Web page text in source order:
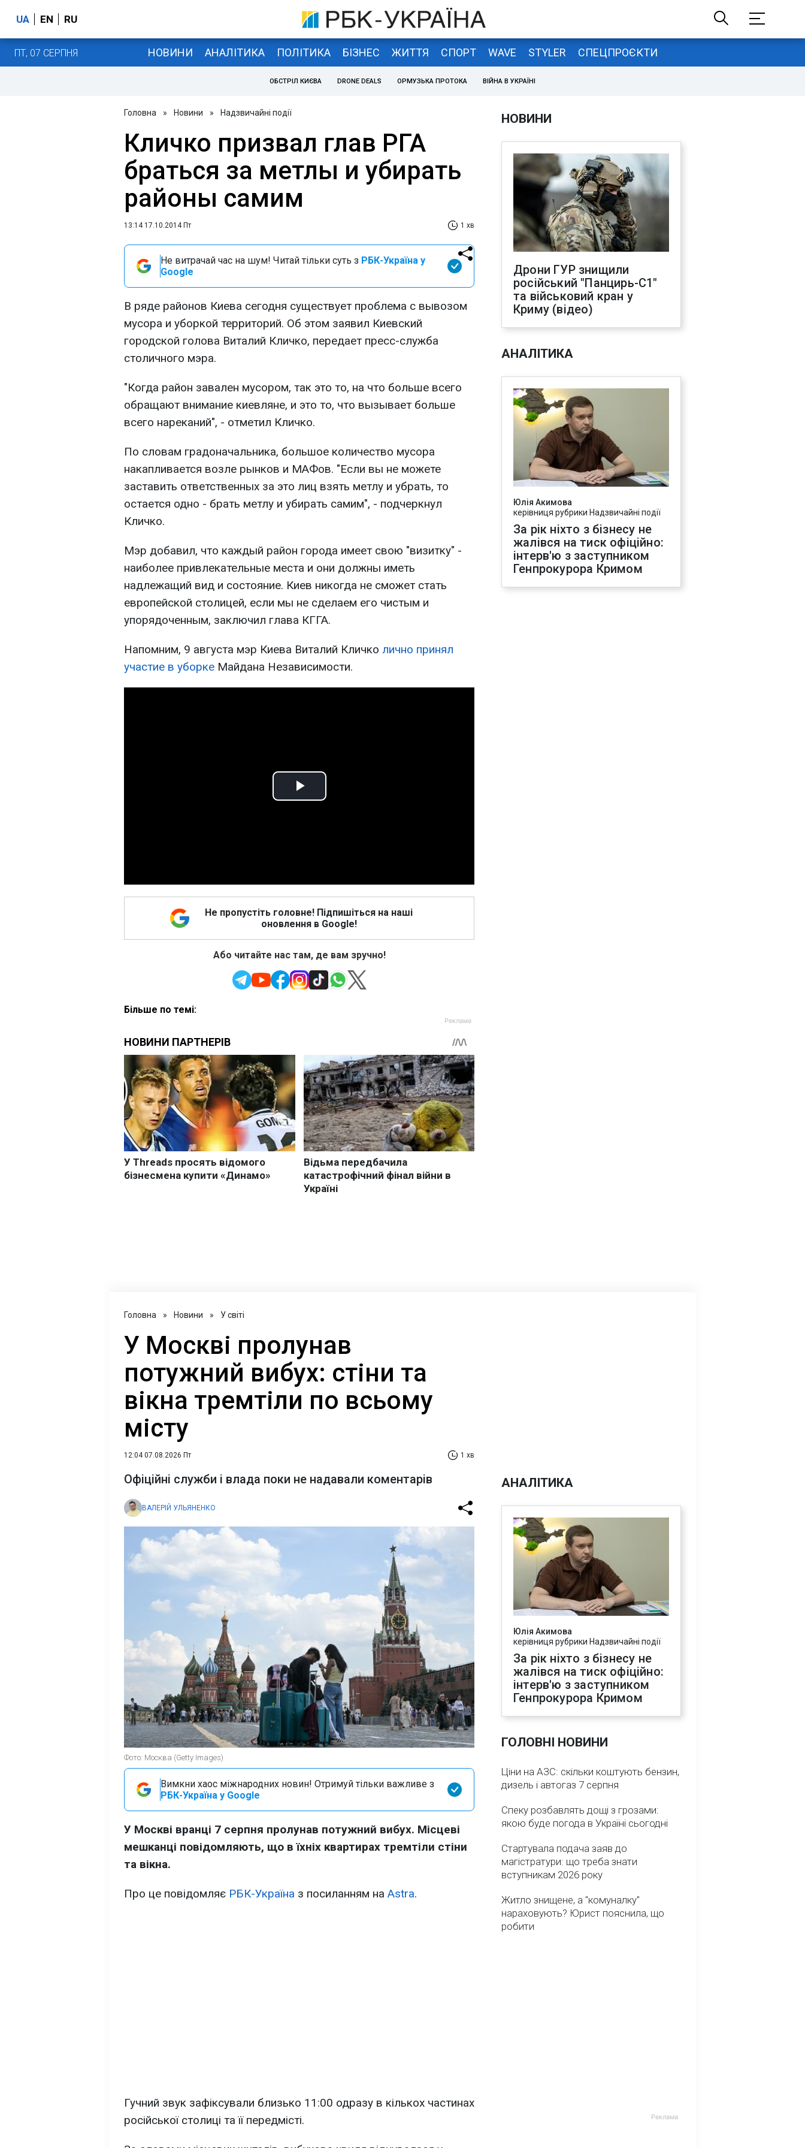
UA EN RU
ПТ, 07 СЕРПНЯ НОВИНИ АНАЛІТИКА ПОЛІТИКА БІЗНЕС ЖИТТЯ СПОРТ WAVE STYLER СПЕЦПРОЄКТИ
ОБСТРІЛ КИЄВА DRONE DEALS ОРМУЗЬКА ПРОТОКА ВІЙНА В УКРАЇНІ
Головна » Новини » Надзвичайні події
Кличко призвал глав РГА
браться за метлы и убирать
районы самим
13:14 17.10.2014 Пт 1 хв
Не витрачай час на шум! Читай тільки суть з РБК-Україна у
Google
В ряде районов Киева сегодня существует проблема с вывозом
мусора и уборкой территорий. Об этом заявил Киевский
городской голова Виталий Кличко, передает пресс-служба
столичного мэра.
"Когда район завален мусором, так это то, на что больше всего
обращают внимание киевляне, и это то, что вызывает больше
всего нареканий", - отметил Кличко.
По словам градоначальника, большое количество мусора
накапливается возле рынков и МАФов. "Если вы не можете
заставить ответственных за это лиц взять метлу и убрать, то
остается одно - брать метлу и убирать самим", - подчеркнул
Кличко.
Мэр добавил, что каждый район города имеет свою "визитку" -
наиболее привлекательные места и они должны иметь
надлежащий вид и состояние. Киев никогда не сможет стать
европейской столицей, если мы не сделаем его чистым и
упорядоченным, заключил глава КГГА.
Напомним, 9 августа мэр Киева Виталий Кличко лично принял
участие в уборке Майдана Независимости.
Play
Не пропустіть головне! Підпишіться на наші
оновлення в Google!
Або читайте нас там, де вам зручно!
Більше по темі:
НОВИНИ
Дрони ГУР знищили
російський "Панцирь-С1"
та військовий кран у
Криму (відео)
АНАЛІТИКА
Юлія Акимова
керівниця рубрики Надзвичайні події
За рік ніхто з бізнесу не
жалівся на тиск офіційно:
інтерв'ю з заступником
Генпрокурора Кримом
Головна » Новини » У світі
У Москві пролунав
потужний вибух: стіни та
вікна тремтіли по всьому
місту
12:04 07.08.2026 Пт 1 хв
Офіційні служби і влада поки не надавали коментарів
ВАЛЕРІЙ УЛЬЯНЕНКО
Фото: Москва (Getty Images)
Вимкни хаос міжнародних новин! Отримуй тільки важливе з
РБК-Україна у Google
У Москві вранці 7 серпня пролунав потужний вибух. Місцеві
мешканці повідомляють, що в їхніх квартирах тремтіли стіни
та вікна.
Про це повідомляє РБК-Україна з посиланням на Astra.
Гучний звук зафіксували близько 11:00 одразу в кількох частинах
російської столиці та її передмісті.
АНАЛІТИКА
Юлія Акимова
керівниця рубрики Надзвичайні події
За рік ніхто з бізнесу не
жалівся на тиск офіційно:
інтерв'ю з заступником
Генпрокурора Кримом
ГОЛОВНІ НОВИНИ
Ціни на АЗС: скільки коштують бензин,
дизель і автогаз 7 серпня
Спеку розбавлять дощі з грозами:
якою буде погода в Україні сьогодні
Стартувала подача заяв до
магістратури: що треба знати
вступникам 2026 року
Житло знищене, а "комуналку"
нараховують? Юрист пояснила, що
робити